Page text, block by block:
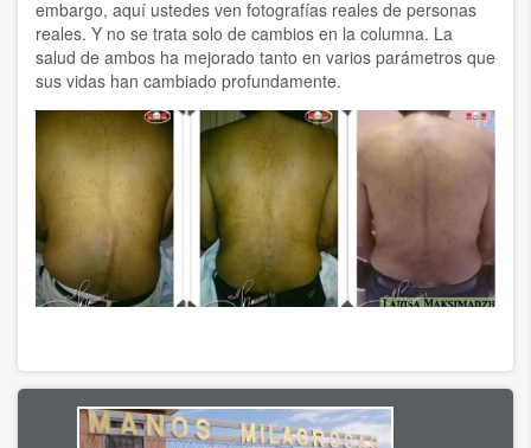
embargo, aquí ustedes ven fotografías reales de personas
reales. Y no se trata solo de cambios en la columna. La
salud de ambos ha mejorado tanto en varios parámetros que
sus vidas han cambiado profundamente.